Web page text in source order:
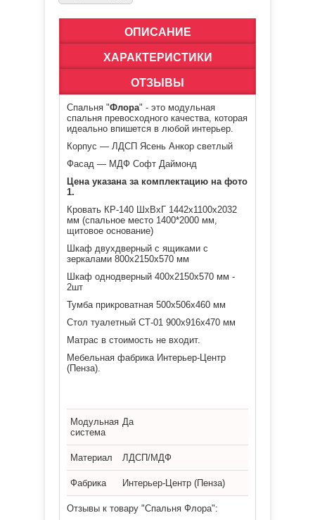
ОПИСАНИЕ
ХАРАКТЕРИСТИКИ
ОТЗЫВЫ
Спальня "Флора" - это модульная
спальня превосходного качества, которая
идеально впишется в любой интерьер.
Корпус — ЛДСП Ясень Анкор светлый
Фасад — МДФ Софт Даймонд
Цена указана за комплектацию на фото
1.
Кровать КР-140 ШхВхГ 1442х1100х2032
мм (спальное место 1400*2000 мм,
щитовое основание)
Шкаф двухдверный с ящиками с
зеркалами 800х2150х570 мм
Шкаф однодверный 400х2150х570 мм -
2шт
Тумба прикроватная 500х506х460 мм
Стол туалетный СТ-01 900х916х470 мм
Матрас в стоимость не входит.
Мебельная фабрика Интерьер-Центр
(Пенза).
Модульная
система
Да
Материал ЛДСП/МДФ
Фабрика Интерьер-Центр (Пенза)
Отзывы к товару "Спальня Флора":